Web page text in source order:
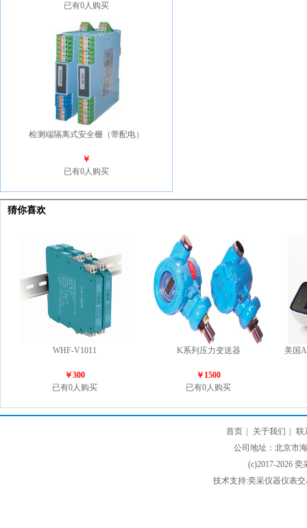
已有0人购买
检测端隔离式安全栅（带配电）
￥
已有0人购买
猜你喜欢
WHF-V1011
￥300
已有0人购买
K系列压力变送器
￥1500
已有0人购买
美国
首页 关于我们
联
公司地址：北京市
(c)2017-2026
技术支持:奕采仪器仪表